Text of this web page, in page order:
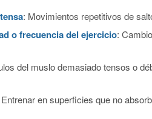
: Movimientos repetitivos de
o frecuencia del ejercicio:
del muslo demasiado tensos o
en superficies que no